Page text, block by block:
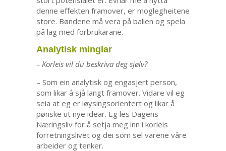
denne effekten framover, er moglegheitene
store. Bøndene må vera på ballen og spela
på lag med forbrukarane.
Analytisk minglar
– Korleis vil du beskriva deg sjølv?
– Som ein analytisk og engasjert person,
som likar å sjå langt framover. Vidare vil eg
seia at eg er løysingsorientert og likar å
pønske ut nye idear. Eg les Dagens
Næringsliv for å setja meg inn i korleis
forretningslivet og dei som sel varene våre
arbeider og tenker.